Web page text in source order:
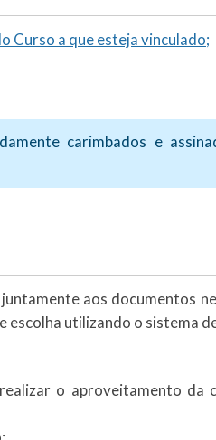
Curso a que esteja vinculado;
carimbados e
aos documentos
utilizando o sistema
o aproveitamento da